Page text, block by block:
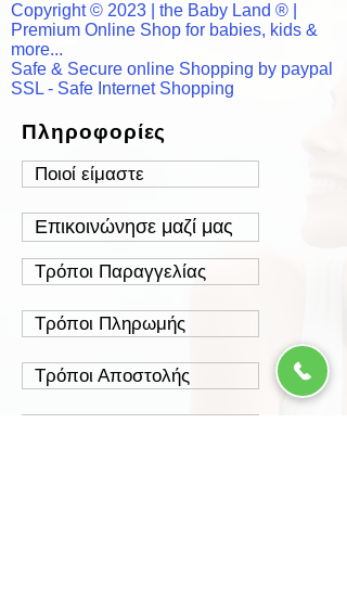
Copyright © 2023 | the Baby Land ® |
Premium Online Shop for babies, kids &
more...
Safe & Secure online Shopping by paypal
SSL - Safe Internet Shopping
Πληροφορίες
Ποιοί είμαστε
Επικοινώνησε μαζί μας
Τρόποι Παραγγελίας
Τρόποι Πληρωμής
Τρόποι Αποστολής